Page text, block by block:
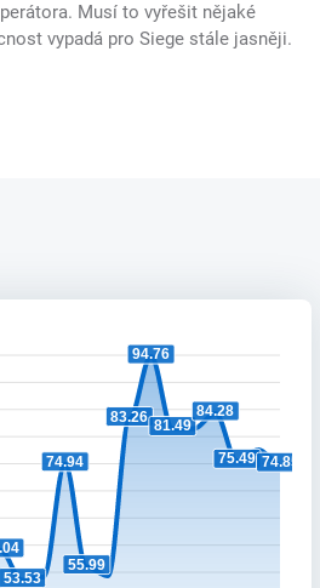
Musí to vyřešit nějaké
vypadá pro Siege stále jasněji.
53.53
74.94
55.99
83.26
94.76
81.49
84.28
75.49 74.85